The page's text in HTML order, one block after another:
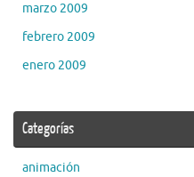
marzo 2009
febrero 2009
enero 2009
Categorías
animación